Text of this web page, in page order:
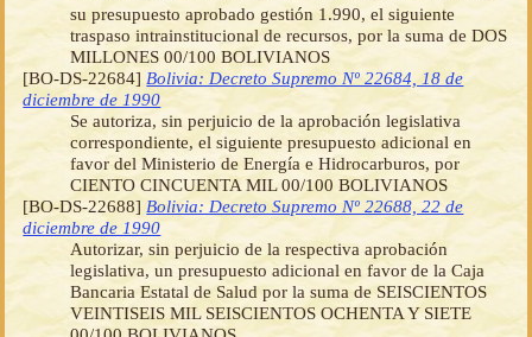
su presupuesto aprobado gestión 1.990, el siguiente
traspaso intrainstitucional de recursos, por la suma de DOS
MILLONES 00/100 BOLIVIANOS
[BO-DS-22684] Bolivia: Decreto Supremo Nº 22684, 18 de
diciembre de 1990
Se autoriza, sin perjuicio de la aprobación legislativa
correspondiente, el siguiente presupuesto adicional en
favor del Ministerio de Energía e Hidrocarburos, por
CIENTO CINCUENTA MIL 00/100 BOLIVIANOS
[BO-DS-22688] Bolivia: Decreto Supremo Nº 22688, 22 de
diciembre de 1990
Autorizar, sin perjuicio de la respectiva aprobación
legislativa, un presupuesto adicional en favor de la Caja
Bancaria Estatal de Salud por la suma de SEISCIENTOS
VEINTISEIS MIL SEISCIENTOS OCHENTA Y SIETE